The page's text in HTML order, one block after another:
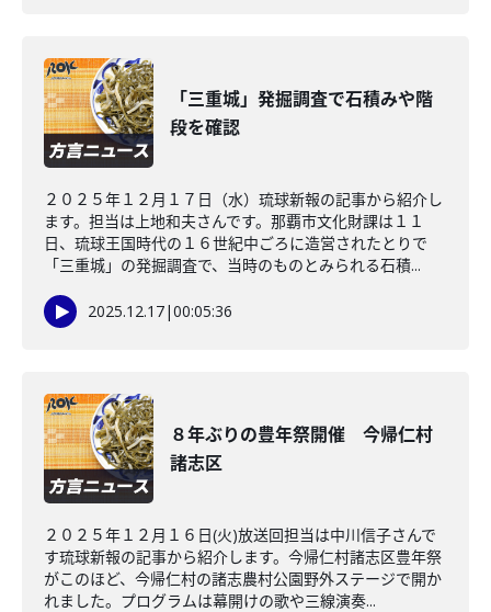
「三重城」発掘調査で石積みや階
段を確認
２０２５年１２月１７日（水）琉球新報の記事から紹介し
ます。担当は上地和夫さんです。那覇市文化財課は１１
日、琉球王国時代の１６世紀中ごろに造営されたとりで
「三重城」の発掘調査で、当時のものとみられる石積...
2025.12.17|00:05:36
８年ぶりの豊年祭開催 今帰仁村
諸志区
２０２５年１２月１６日(火)放送回担当は中川信子さんで
す琉球新報の記事から紹介します。今帰仁村諸志区豊年祭
がこのほど、今帰仁村の諸志農村公園野外ステージで開か
れました。プログラムは幕開けの歌や三線演奏...